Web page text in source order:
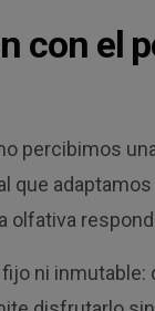
con el
percibimos
que
olfativa
ni inmutable: